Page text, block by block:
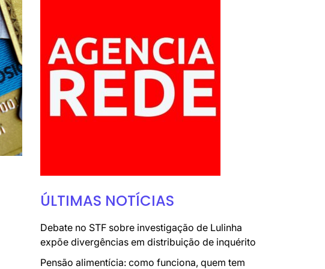
ÚLTIMAS NOTÍCIAS
Debate no STF sobre investigação de Lulinha
expõe divergências em distribuição de inquérito
Pensão alimentícia: como funciona, quem tem